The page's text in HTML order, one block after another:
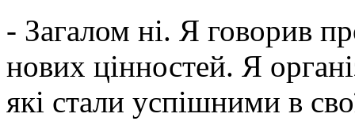
- Загалом ні. Я говорив
нових цінностей. Я
які стали успішними в